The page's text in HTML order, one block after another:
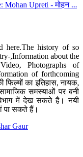
Mohan Upreti - मोहन ...
here.The history of so
,Information about the
Photographs of
of forthcoming
का इतिहास, नायक,
समस्याओं पर बनी
में देख सकते है। नयी
पा सकते हैं।
Gaur